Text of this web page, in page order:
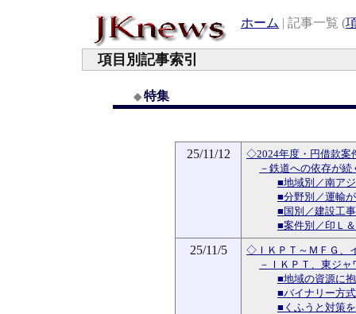
ホーム | 記事一覧 (
項目別記事索引
◆特集
25/11/12
◇2024年度・円借款案
－鉄道への依存が
■地域別／南ア
■分野別／運輸
■国別／建設工
■案件別／印Ｌ
25/11/5
◇ＩＫＰＴ～ＭＦＧ、
－ＩＫＰＴ、東ジ
■地域の資源に
■バイナリー方
■くふうと対策